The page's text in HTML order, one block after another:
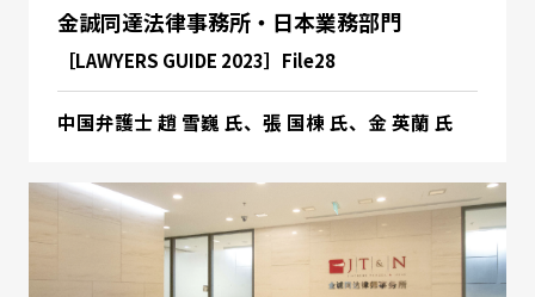
金誠同達法律事務所・日本業務部門
［LAWYERS GUIDE 2023］File28
中国弁護士 趙 雪巍 氏、張 国棟 氏、金 英蘭 氏